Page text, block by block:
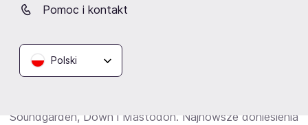
Pomoc i kontakt
Polski
Black Label Society, Soulfly czy Whitesnake.
Only Sons to zespół z Krakowa, który debiutował w
2018 roku materiałem zatytułowanym „Love, Drugs,
Soundgarden, Down i Mastodon. Najnowsze doniesienia